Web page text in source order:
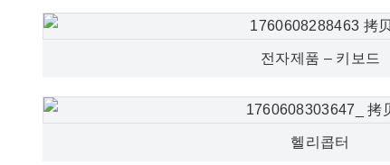
전자제품 – 키보드
헬리콥터